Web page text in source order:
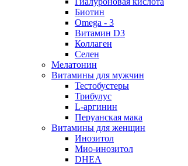
Биотин
Omega - 3
Витамин D3
Коллаген
Селен
Мелатонин
Витамины для мужчин
Тестобустеры
Трибулус
L-аргинин
Перуанская мака
Витамины для женщин
Инозитол
Мио-инозитол
DHEA